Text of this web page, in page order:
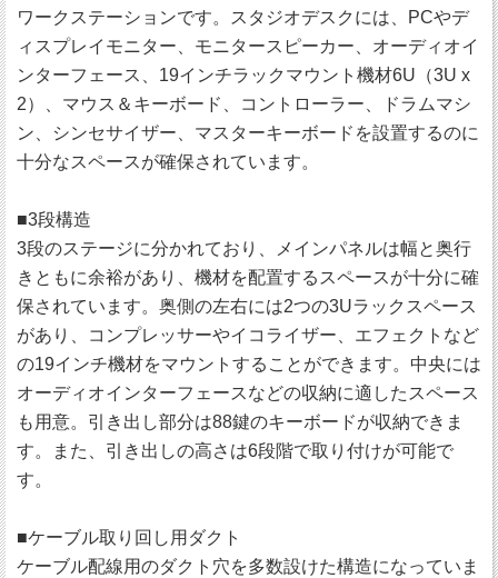
ワークステーションです。スタジオデスクには、PCやデ
ィスプレイモニター、モニタースピーカー、オーディオイ
ンターフェース、19インチラックマウント機材6U（3U x
2）、マウス＆キーボード、コントローラー、ドラムマシ
ン、シンセサイザー、マスターキーボードを設置するのに
十分なスペースが確保されています。
■3段構造
3段のステージに分かれており、メインパネルは幅と奥行
きともに余裕があり、機材を配置するスペースが十分に確
保されています。奥側の左右には2つの3Uラックスペース
があり、コンプレッサーやイコライザー、エフェクトなど
の19インチ機材をマウントすることができます。中央には
オーディオインターフェースなどの収納に適したスペース
も用意。引き出し部分は88鍵のキーボードが収納できま
す。また、引き出しの高さは6段階で取り付けが可能で
す。
■ケーブル取り回し用ダクト
ケーブル配線用のダクト穴を多数設けた構造になっていま